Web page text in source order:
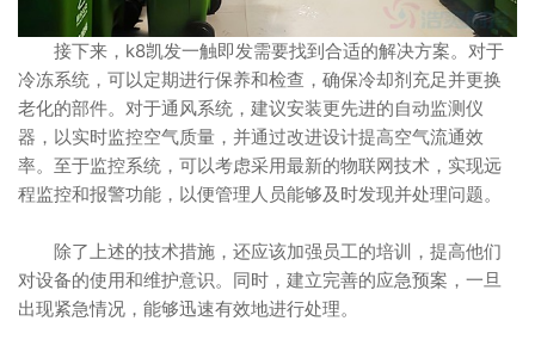
接下来，k8凯发一触即发需要找到合适的解决方案。对于
冷冻系统，可以定期进行保养和检查，确保冷却剂充足并更换
老化的部件。对于通风系统，建议安装更先进的自动监测仪
器，以实时监控空气质量，并通过改进设计提高空气流通效
率。至于监控系统，可以考虑采用最新的物联网技术，实现远
程监控和报警功能，以便管理人员能够及时发现并处理问题。
除了上述的技术措施，还应该加强员工的培训，提高他们
对设备的使用和维护意识。同时，建立完善的应急预案，一旦
出现紧急情况，能够迅速有效地进行处理。